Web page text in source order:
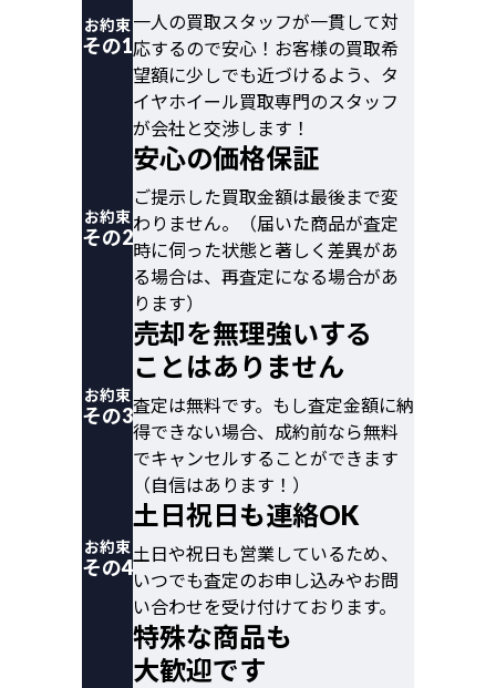
お約束
その1
一人の買取スタッフが一貫して対
応するので安心！お客様の買取希
望額に少しでも近づけるよう、タ
イヤホイール買取専門のスタッフ
が会社と交渉します！
お約束
その2
安心の価格保証
ご提示した買取金額は最後まで変
わりません。（届いた商品が査定
時に伺った状態と著しく差異があ
る場合は、再査定になる場合があ
ります）
お約束
その3
売却を無理強いする
ことはありません
査定は無料です。もし査定金額に納
得できない場合、成約前なら無料
でキャンセルすることができます
（自信はあります！）
お約束
その4
土日祝日も連絡OK
土日や祝日も営業しているため、
いつでも査定のお申し込みやお問
い合わせを受け付けております。
特殊な商品も
大歓迎です